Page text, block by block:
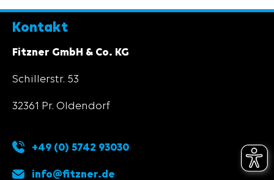
Kontakt
Fitzner GmbH & Co. KG
Schillerstr. 53
32361 Pr. Oldendorf
+49 (0) 5742 93030
info@fitzner.de